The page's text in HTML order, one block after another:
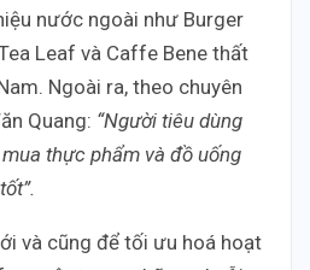
nước ngoài như Burger
Leaf và Caffe Bene thất
Ngoài ra, theo chuyên
Quang: “Người tiêu dùng
thực phẩm và đồ uống
và cũng để tối ưu hoá hoạt